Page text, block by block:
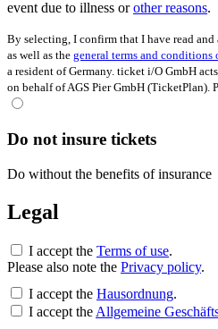
event due to illness orother reasons.
By selecting, I confirm that I have read and
as well as the general terms and conditions
a resident of Germany. ticket i/O GmbH
on behalf of AGS Pier GmbH (TicketPlan).
Do not insure tickets
Do without the benefits of insurance
Legal
I accept the Terms of use.
Please also note the Privacy policy.
I accept the Hausordnung.
I accept theAllgemeine